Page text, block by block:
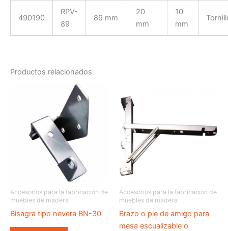
490190
RPV-
89
89 mm
20
mm
10
mm
Productos relacionados
Accesorios para la fabricación de
muebles de madera
Bisagra tipo nevera BN-30
Accesorios para la fabricación de
muebles de madera
Brazo o pie de amigo para
mesa escualizable o